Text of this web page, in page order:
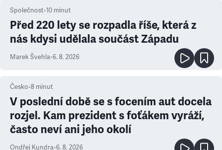
Společnost•10 minut
Před 220 lety se rozpadla říše, která z
nás kdysi udělala součást Západu
Marek Švehla•6. 8. 2026
Česko•8 minut
V poslední době se s focením aut docela
rozjel. Kam prezident s foťákem vyráží,
často neví ani jeho okolí
Ondřej Kundra•6. 8. 2026